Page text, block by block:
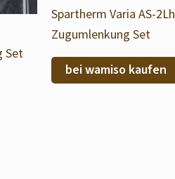
Set
Spartherm Varia AS-2Lh
Zugumlenkung Set
bei wamiso kaufen